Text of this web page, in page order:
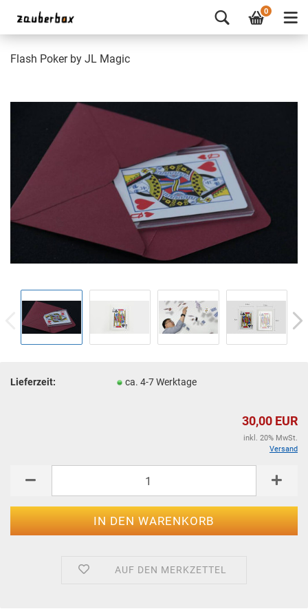
0
Flash Poker by JL Magic
Lieferzeit: ca. 4-7 Werktage
30,00 EUR
inkl. 20% MwSt.
Versand
AUF DEN MERKZETTEL